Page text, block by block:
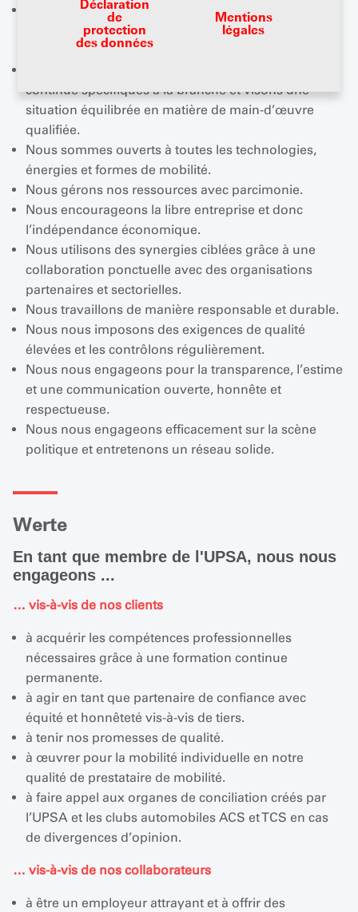
Déclaration
de
protection
des données
Mentions
légales
En tant que prestataire de services de premier plan,
nous fixons des références en matière de mobilité,
d’innovation et de progrès technologique.
continue spécifiques à la branche et visons une
situation équilibrée en matière de main-d’œuvre
qualifiée.
Nous sommes ouverts à toutes les technologies,
énergies et formes de mobilité.
Nous gérons nos ressources avec parcimonie.
Nous encourageons la libre entreprise et donc
l’indépendance économique.
Nous utilisons des synergies ciblées grâce à une
collaboration ponctuelle avec des organisations
partenaires et sectorielles.
Nous travaillons de manière responsable et durable.
Nous nous imposons des exigences de qualité
élevées et les contrôlons régulièrement.
Nous nous engageons pour la transparence, l’estime
et une communication ouverte, honnête et
respectueuse.
Nous nous engageons efficacement sur la scène
politique et entretenons un réseau solide.
Werte
En tant que membre de l'UPSA, nous nous
engageons ...
… vis-à-vis de nos clients
à acquérir les compétences professionnelles
nécessaires grâce à une formation continue
permanente.
à agir en tant que partenaire de confiance avec
équité et honnêteté vis-à-vis de tiers.
à tenir nos promesses de qualité.
à œuvrer pour la mobilité individuelle en notre
qualité de prestataire de mobilité.
à faire appel aux organes de conciliation créés par
l’UPSA et les clubs automobiles ACS et TCS en cas
de divergences d’opinion.
… vis-à-vis de nos collaborateurs
à être un employeur attrayant et à offrir des